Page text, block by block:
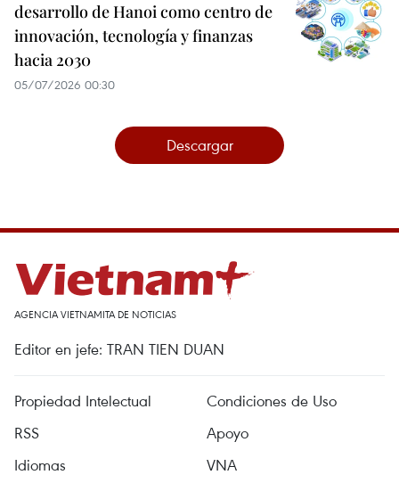
desarrollo de Hanoi como centro de
innovación, tecnología y finanzas
hacia 2030
05/07/2026 00:30
Descargar
AGENCIA VIETNAMITA DE NOTICIAS
Editor en jefe: TRAN TIEN DUAN
Propiedad Intelectual
Condiciones de Uso
RSS
Apoyo
Idiomas
VNA